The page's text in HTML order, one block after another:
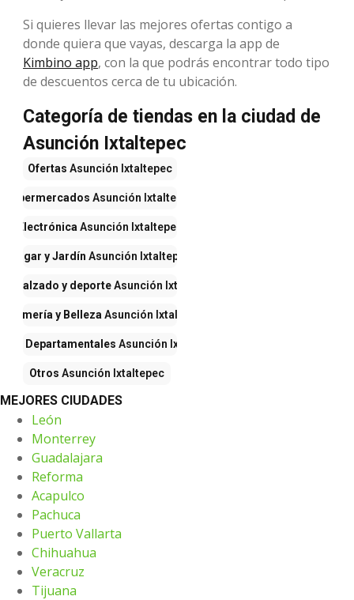
Si quieres llevar las mejores ofertas contigo a
donde quiera que vayas, descarga la app de
Kimbino app, con la que podrás encontrar todo tipo
de descuentos cerca de tu ubicación.
Categoría de tiendas en la ciudad de
Asunción Ixtaltepec
Ofertas Asunción Ixtaltepec
Supermercados Asunción Ixtaltepec
Electrónica Asunción Ixtaltepec
Hogar y Jardín Asunción Ixtaltepec
calzado y deporteAsunción Ixtaltepec
y Belleza Asunción Ixtaltepec
Departamentales Asunción Ixtaltepec
Otros Asunción Ixtaltepec
MEJORES CIUDADES
León
Monterrey
Guadalajara
Reforma
Acapulco
Pachuca
Puerto Vallarta
Chihuahua
Veracruz
Tijuana